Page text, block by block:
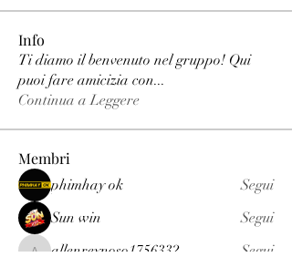
Info
Ti diamo il benvenuto nel gruppo! Qui
puoi fare amicizia con...
Continua a Leggere
Membri
phimhay ok
Segui
Sun win
Segui
allenreynoso1756332 Segui